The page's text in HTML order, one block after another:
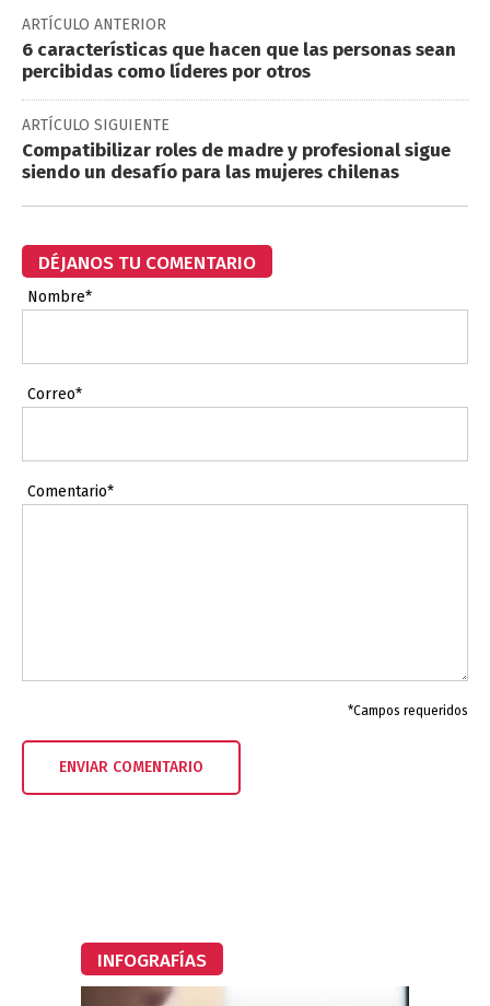
ARTÍCULO ANTERIOR
6 características que hacen que las personas sean
percibidas como líderes por otros
ARTÍCULO SIGUIENTE
Compatibilizar roles de madre y profesional sigue
siendo un desafío para las mujeres chilenas
DÉJANOS TU COMENTARIO
Nombre*
Correo*
Comentario*
*Campos requeridos
INFOGRAFÍAS